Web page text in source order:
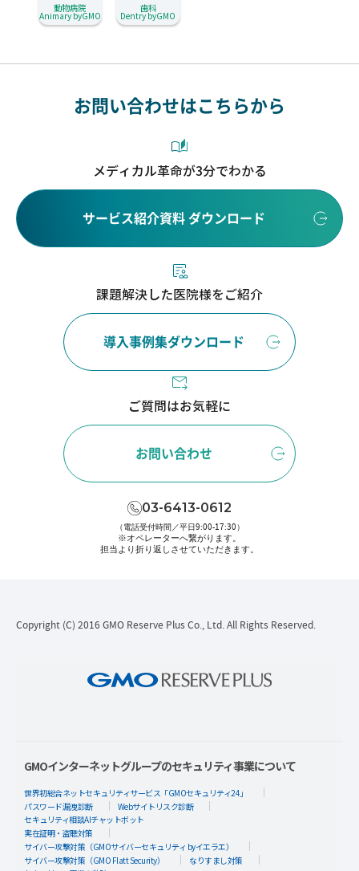
動物病院
Animary byGMO
歯科
Dentry byGMO
お問い合わせはこちらから
メディカル革命が3分でわかる
サービス紹介資料 ダウンロード
課題解決した医院様をご紹介
導入事例集ダウンロード
ご質問はお気軽に
お問い合わせ
03-6413-0612
（電話受付時間／平日9:00-17:30）
※オペレーターへ繋がります。
担当より折り返しさせていただきます。
Copyright (C) 2016 GMO Reserve Plus Co., Ltd. All Rights Reserved.
GMOインターネットグループのセキュリティ事業について
世界初総合ネットセキュリティサービス「GMOセキュリティ24」
パスワード漏洩診断
Webサイトリスク診断
セキュリティ相談AIチャットボット
実在証明・盗聴対策
サイバー攻撃対策（GMOサイバーセキュリティ byイエラエ）
サイバー攻撃対策（GMO Flatt Security）
なりすまし対策